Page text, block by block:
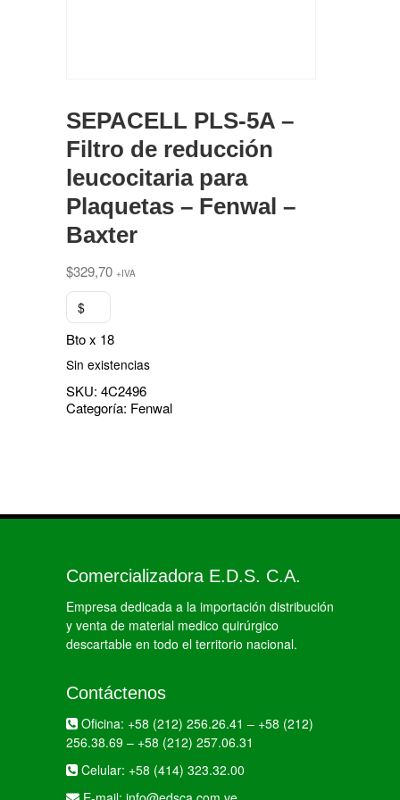
SEPACELL PLS-5A –
Filtro de reducción
leucocitaria para
Plaquetas – Fenwal –
Baxter
$329,70 +IVA
$
Bto x 18
Sin existencias
SKU: 4C2496
Categoría: Fenwal
Comercializadora E.D.S. C.A.
Empresa dedicada a la importación distribución
y venta de material medico quirúrgico
descartable en todo el territorio nacional.
Contáctenos
Oficina: +58 (212) 256.26.41 – +58 (212)
256.38.69 – +58 (212) 257.06.31
Celular: +58 (414) 323.32.00